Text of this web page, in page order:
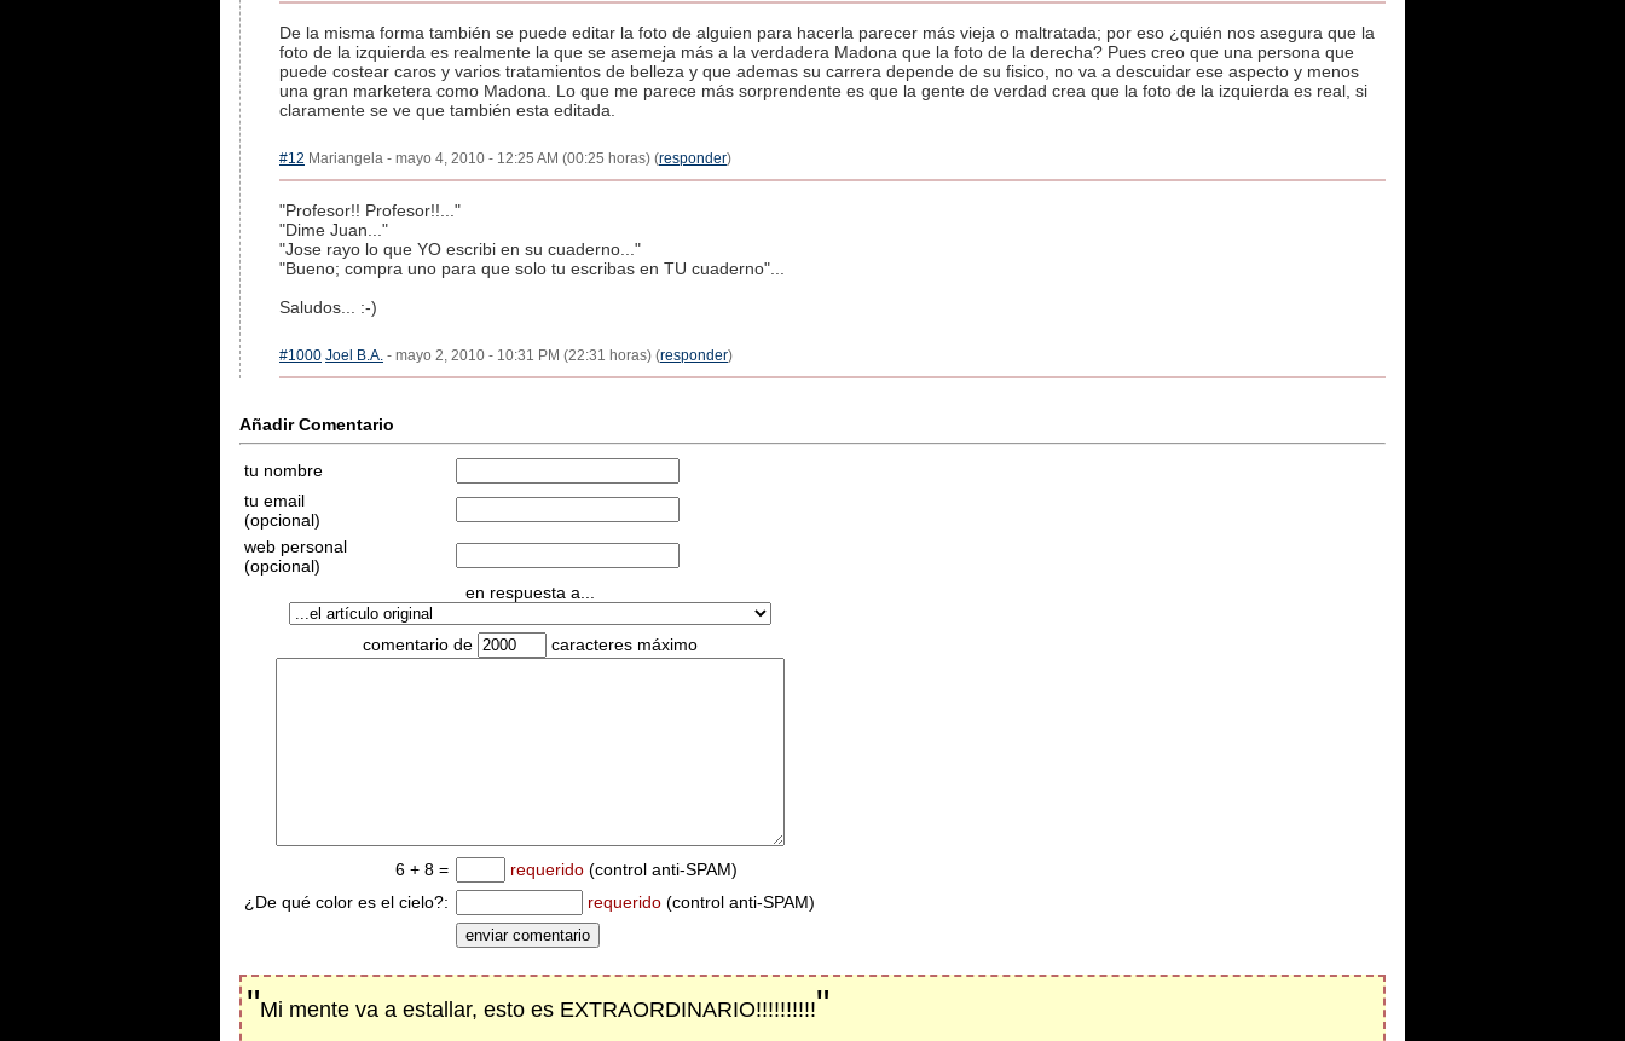
De la misma forma también se puede editar la foto de alguien para hacerla parecer más vieja o maltratada; por eso ¿quién nos asegura que la
foto de la izquierda es realmente la que se asemeja más a la verdadera Madona que la foto de la derecha? Pues creo que una persona que
puede costear caros y varios tratamientos de belleza y que ademas su carrera depende de su fisico, no va a descuidar ese aspecto y menos
una gran marketera como Madona. Lo que me parece más sorprendente es que la gente de verdad crea que la foto de la izquierda es real, si
claramente se ve que también esta editada.
#12 Mariangela - mayo 4, 2010 - 12:25 AM (00:25 horas) (responder)
"Profesor!! Profesor!!..."
"Dime Juan..."
"Jose rayo lo que YO escribi en su cuaderno..."
"Bueno; compra uno para que solo tu escribas en TU cuaderno"...
Saludos... :-)
#1000 Joel B.A. - mayo 2, 2010 - 10:31 PM (22:31 horas) (responder)
Añadir Comentario
tu nombre
tu email
(opcional)
web personal
(opcional)
en respuesta a...
comentario de caracteres máximo
6 + 8 = requerido (control anti-SPAM)
¿De qué color es el cielo?:
requerido (control anti-SPAM)
"Mi mente va a estallar, esto es EXTRAORDINARIO!!!!!!!!!!"